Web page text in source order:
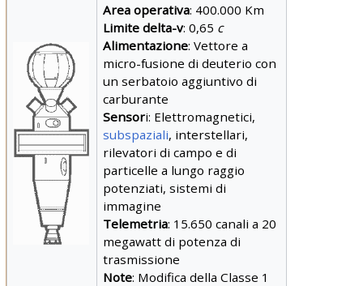
Area operativa: 400.000 Km
Limite delta-v: 0,65 c
Alimentazione: Vettore a
micro-fusione di deuterio con
un serbatoio aggiuntivo di
carburante
Sensori: Elettromagnetici,
subspaziali, interstellari,
rilevatori di campo e di
particelle a lungo raggio
potenziati, sistemi di
immagine
Telemetria: 15.650 canali a 20
megawatt di potenza di
trasmissione
Note: Modifica della Classe 1